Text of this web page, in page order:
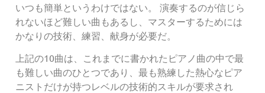
いつも簡単というわけではない。 演奏するのが信じら
れないほど難しい曲もあるし、マスターするためには
かなりの技術、練習、献身が必要だ。
上記の10曲は、これまでに書かれたピアノ曲の中で最
も難しい曲のひとつであり、最も熟練した熱心なピア
ニストだけが持つレベルの技術的スキルが要求され